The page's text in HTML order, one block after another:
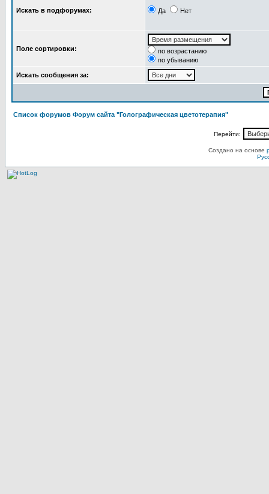
Искать в подфорумах: Да Нет
Поле сортировки:
по возрастанию
по убыванию
Искать сообщения за:
Список форумов Форум сайта "Голографическая цветотерапия"
Перейти:
Создано на основе